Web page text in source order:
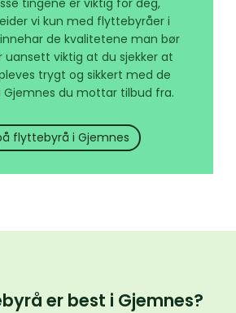
vi kun med flyttebyråer i
de kvalitetene man bør
uansett viktig at du sjekker at
trygt og sikkert med de
du mottar tilbud fra.
flyttebyrå i Gjemnes
er best i Gjemnes?